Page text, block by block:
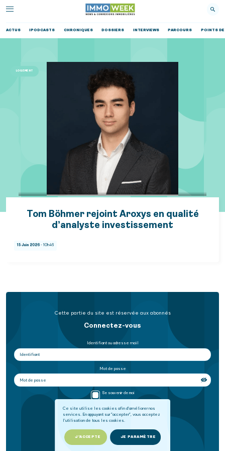
ACTUS IPODCASTS CHRONIQUES DOSSIERS INTERVIEWS PARCOURS POINTS DE
Ce site utilise les cookies afin d'améliorer nos
services. En appuyant sur "accepter", vous acceptez
l'utilisation de tous les cookies.
J'ACCEPTE JE PARAMÈTRE
LOGEMENT
Tom Böhmer rejoint Aroxys en qualité
d’analyste investissement
15 Juin 2026 - 10h46
Cette partie du site est réservée aux abonnés
Connectez-vous
Identifiant ou adresse mail
Mot de passe
Se souvenir de moi
SE CONNECTER
Mot de passe oublié